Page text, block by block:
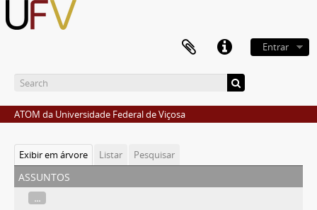
Entrar
ATOM da Universidade Federal de Viçosa
Exibir em árvore Listar Pesquisar
assuntos
...